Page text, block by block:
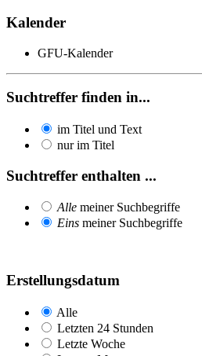
Kalender
GFU-Kalender
Suchtreffer finden in...
im Titel und Text
nur im Titel
Suchtreffer enthalten ...
Alle meiner Suchbegriffe
Eins meiner Suchbegriffe
Erstellungsdatum
Alle
Letzten 24 Stunden
Letzte Woche